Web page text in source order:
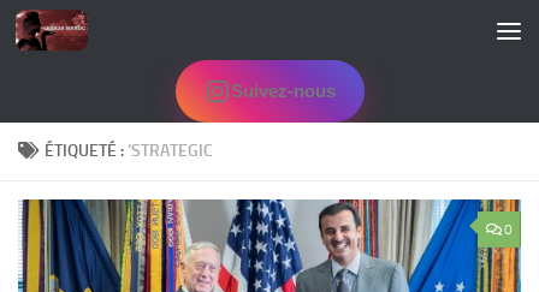
Skip to content
Suivez-nous
ÉTIQUETÉ : ‘STRATEGIC
0